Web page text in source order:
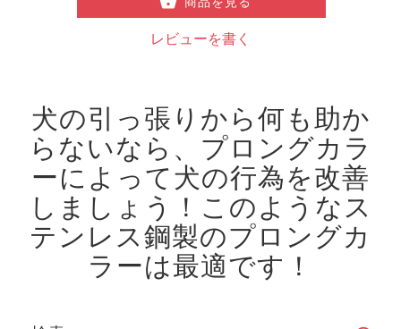
レビューを書く
犬の引っ張りから何も助か
らないなら、プロングカラ
ーによって犬の行為を改善
しましょう！ このようなス
テンレス鋼製のプロングカ
ラーは最適です！